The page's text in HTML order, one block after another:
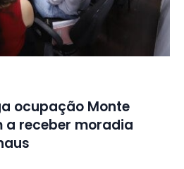
ocupação Monte
a receber moradia